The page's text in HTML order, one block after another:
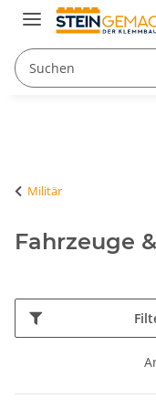
Militär
Fahrzeuge